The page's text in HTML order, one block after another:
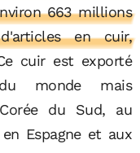
663 millions
en cuir,
cuir est exporté
monde mais
du Sud, au
Espagne et aux